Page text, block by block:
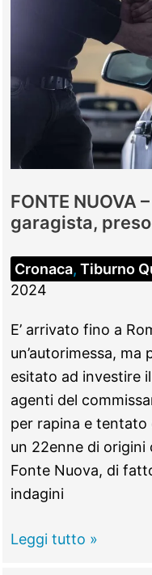
minaccia
coltello,
FONTE NUOVA
garagista,
Cronaca, Tiburno
2024
E’ arrivato fino a
un’autorimessa,
esitato ad investire
agenti del
per rapina e tentato
un 22enne di origini
Fonte Nuova, di
indagini
FONTE
Leggi tutto »